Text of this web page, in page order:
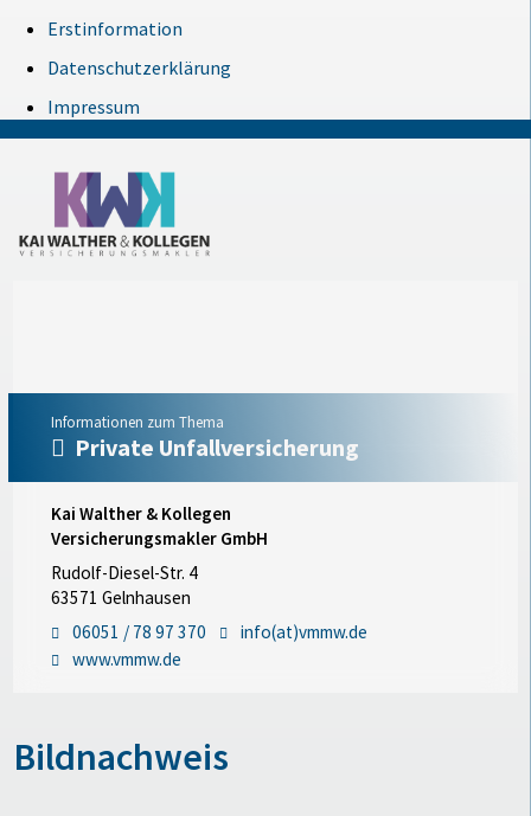
Erstinformation
Datenschutzerklärung
Impressum
Informationen zum Thema
Private Unfallversicherung
Kai Walther & Kollegen
Versicherungsmakler GmbH
Rudolf-Diesel-Str. 4
63571 Gelnhausen
06051 / 78 97 370
info(at)vmmw.de
www.vmmw.de
Bildnachweis